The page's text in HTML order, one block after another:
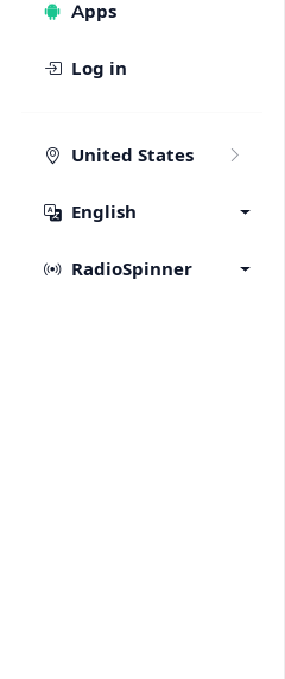
Apps
Log in
United States
English
RadioSpinner